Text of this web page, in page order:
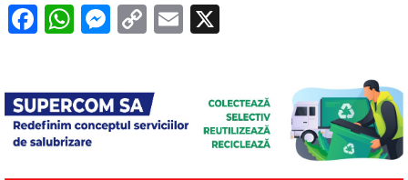
F
e
b
W
s
A
M
e
n
C
y
Li
E